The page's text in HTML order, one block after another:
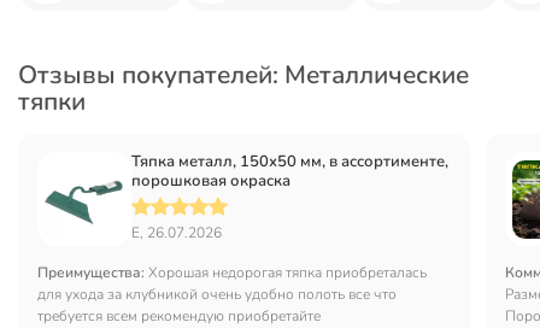
Отзывы покупателей: Металлические
тяпки
Тяпка металл, 150х50 мм, в ассортименте,
порошковая окраска
Е, 26.07.2026
Преимущества: Хорошая недорогая тяпка приобреталась
для ухода за клубникой очень удобно полоть все что
требуется всем рекомендую приобретайте